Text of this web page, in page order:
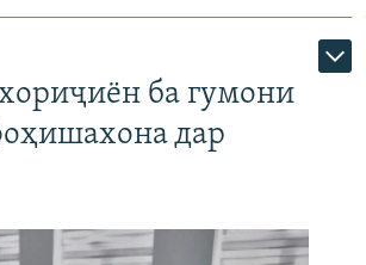
ба гумони
дар